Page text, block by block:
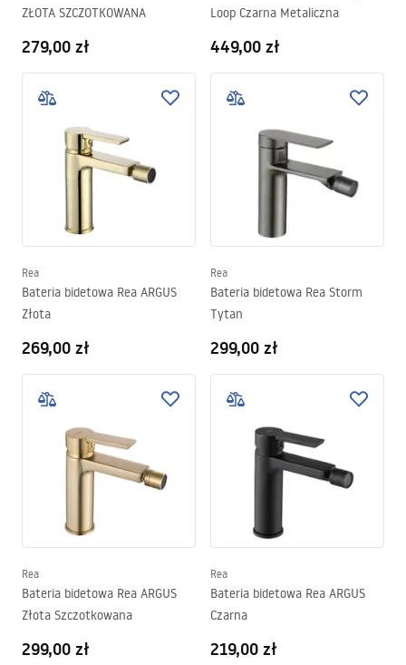
ZŁOTA SZCZOTKOWANA
279,00 zł
Loop Czarna Metaliczna
449,00 zł
Rea
Bateria bidetowa Rea ARGUS
Złota
269,00 zł
Rea
Bateria bidetowa Rea Storm
Tytan
299,00 zł
Rea
Bateria bidetowa Rea ARGUS
Złota Szczotkowana
299,00 zł
Rea
Bateria bidetowa Rea ARGUS
Czarna
219,00 zł